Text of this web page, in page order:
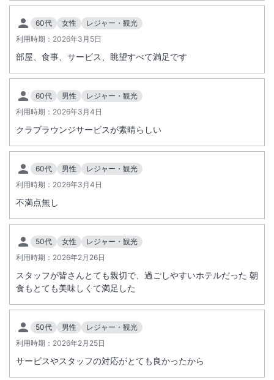
イン当日のみのご利用となりますのでご注意ください。
【営業時間について】
チェックアウト日： 9:00 ～ 12:30
【ご利用料金について】
ご宿泊のお客様は、無料でご利用いただけます。
本プールはご宿泊者様専用でございます。プールのみのご利用は承って
おりません。
幼児（4歳以下）： 無料
小人（5歳～小学生）： 1名様につき 1,500円
※土曜日・日曜日・祝日、および8月10日（月）～14日（金）の期間
は、上記料金に500円が追加（小人1名様 2,000円）となります。
【備品・設備について】
バスタオル： 1枚目は無料でレンタルいただけます（2枚目からは1枚に
つき200円を頂戴いたします）。
ロッカー： 鍵付きのロッカーを無料でご利用いただけます。
安全管理上、小学生以下のお子様のみでのご入場は固くお断りいたして
おります。必ず保護者様がご同伴のうえ、ご利用ください。
荒天の際や、施設の修繕・メンテナンスが必要となった場合は、予告な
60代 女性
レジャー・観光
利用時期： 2026年3月5日
部屋、食事、サービス、眺望すべて満足です
60代 男性
レジャー・観光
利用時期： 2026年3月4日
クラブラウンジサービスが素晴らしい
60代 男性
レジャー・観光
利用時期： 2026年3月4日
不満点無し
50代 女性
レジャー・観光
利用時期： 2026年2月26日
スタッフが皆さんとても親切で、過ごしやすいホテルだった 朝
食もとても美味しくて満足した
50代 男性
レジャー・観光
利用時期： 2026年2月25日
サービスやスタッフの対応がとても良かったから